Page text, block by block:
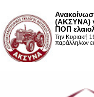
(ΑΚΣΥΝΑ)
ΠΟΠ
Την Κυριακή
παράλληλων